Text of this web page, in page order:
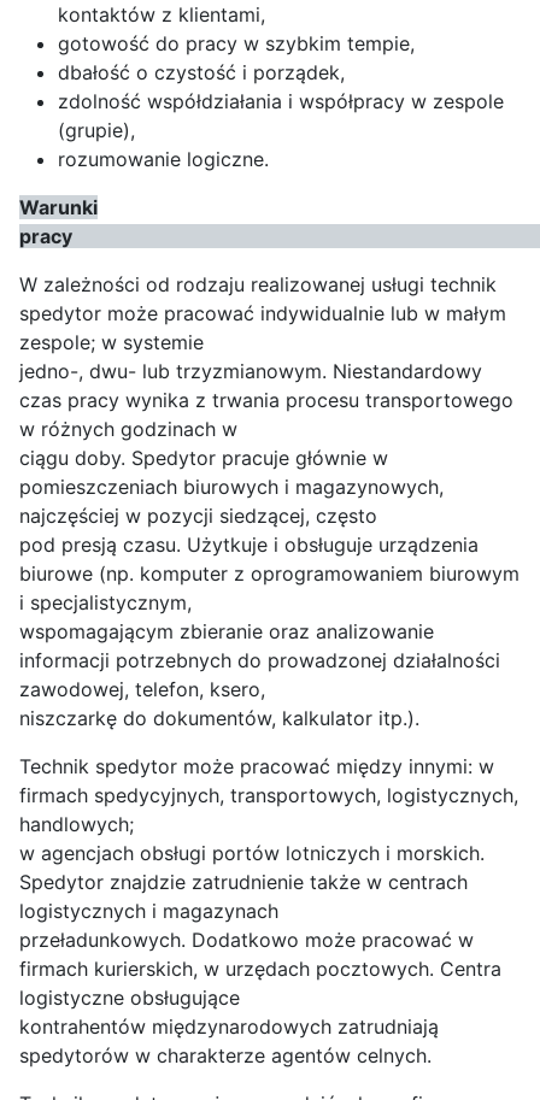
kontaktów z klientami,
gotowość do pracy w szybkim tempie,
dbałość o czystość i porządek,
zdolność współdziałania i współpracy w zespole
(grupie),
rozumowanie logiczne.
Warunki
W zależności od rodzaju realizowanej usługi technik
spedytor może pracować indywidualnie lub w małym
zespole; w systemie
jedno-, dwu- lub trzyzmianowym. Niestandardowy
czas pracy wynika z trwania procesu transportowego
w różnych godzinach w
ciągu doby. Spedytor pracuje głównie w
pomieszczeniach biurowych i magazynowych,
najczęściej w pozycji siedzącej, często
pod presją czasu. Użytkuje i obsługuje urządzenia
biurowe (np. komputer z oprogramowaniem biurowym
i specjalistycznym,
wspomagającym zbieranie oraz analizowanie
informacji potrzebnych do prowadzonej działalności
zawodowej, telefon, ksero,
niszczarkę do dokumentów, kalkulator itp.).
Technik spedytor może pracować między innymi: w
firmach spedycyjnych, transportowych, logistycznych,
handlowych;
w agencjach obsługi portów lotniczych i morskich.
Spedytor znajdzie zatrudnienie także w centrach
logistycznych i magazynach
przeładunkowych. Dodatkowo może pracować w
firmach kurierskich, w urzędach pocztowych. Centra
logistyczne obsługujące
kontrahentów międzynarodowych zatrudniają
spedytorów w charakterze agentów celnych.